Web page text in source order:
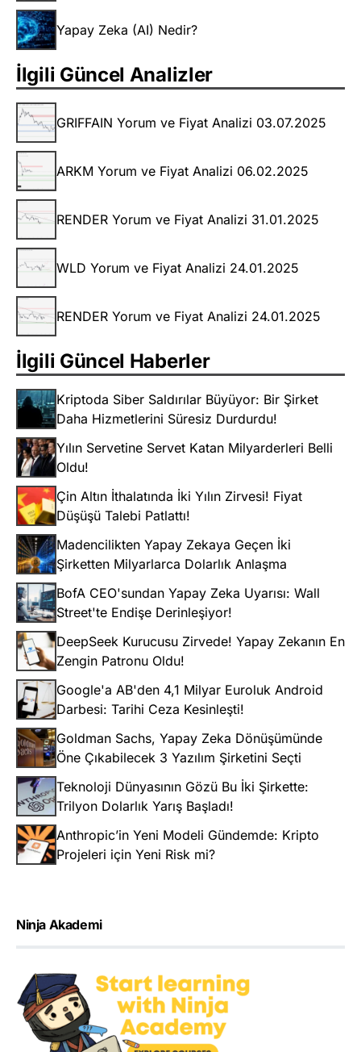
Yapay Zeka (AI) Nedir?
İlgili Güncel Analizler
GRIFFAIN Yorum ve Fiyat Analizi 03.07.2025
ARKM Yorum ve Fiyat Analizi 06.02.2025
RENDER Yorum ve Fiyat Analizi 31.01.2025
WLD Yorum ve Fiyat Analizi 24.01.2025
RENDER Yorum ve Fiyat Analizi 24.01.2025
İlgili Güncel Haberler
Kriptoda Siber Saldırılar Büyüyor: Bir Şirket
Daha Hizmetlerini Süresiz Durdurdu!
Yılın Servetine Servet Katan Milyarderleri Belli
Oldu!
Çin Altın İthalatında İki Yılın Zirvesi! Fiyat
Düşüşü Talebi Patlattı!
Madencilikten Yapay Zekaya Geçen İki
Şirketten Milyarlarca Dolarlık Anlaşma
BofA CEO'sundan Yapay Zeka Uyarısı: Wall
Street'te Endişe Derinleşiyor!
DeepSeek Kurucusu Zirvede! Yapay Zekanın En
Zengin Patronu Oldu!
Google'a AB'den 4,1 Milyar Euroluk Android
Darbesi: Tarihi Ceza Kesinleşti!
Goldman Sachs, Yapay Zeka Dönüşümünde
Öne Çıkabilecek 3 Yazılım Şirketini Seçti
Teknoloji Dünyasının Gözü Bu İki Şirkette:
Trilyon Dolarlık Yarış Başladı!
Anthropic’in Yeni Modeli Gündemde: Kripto
Projeleri için Yeni Risk mi?
Ninja Akademi